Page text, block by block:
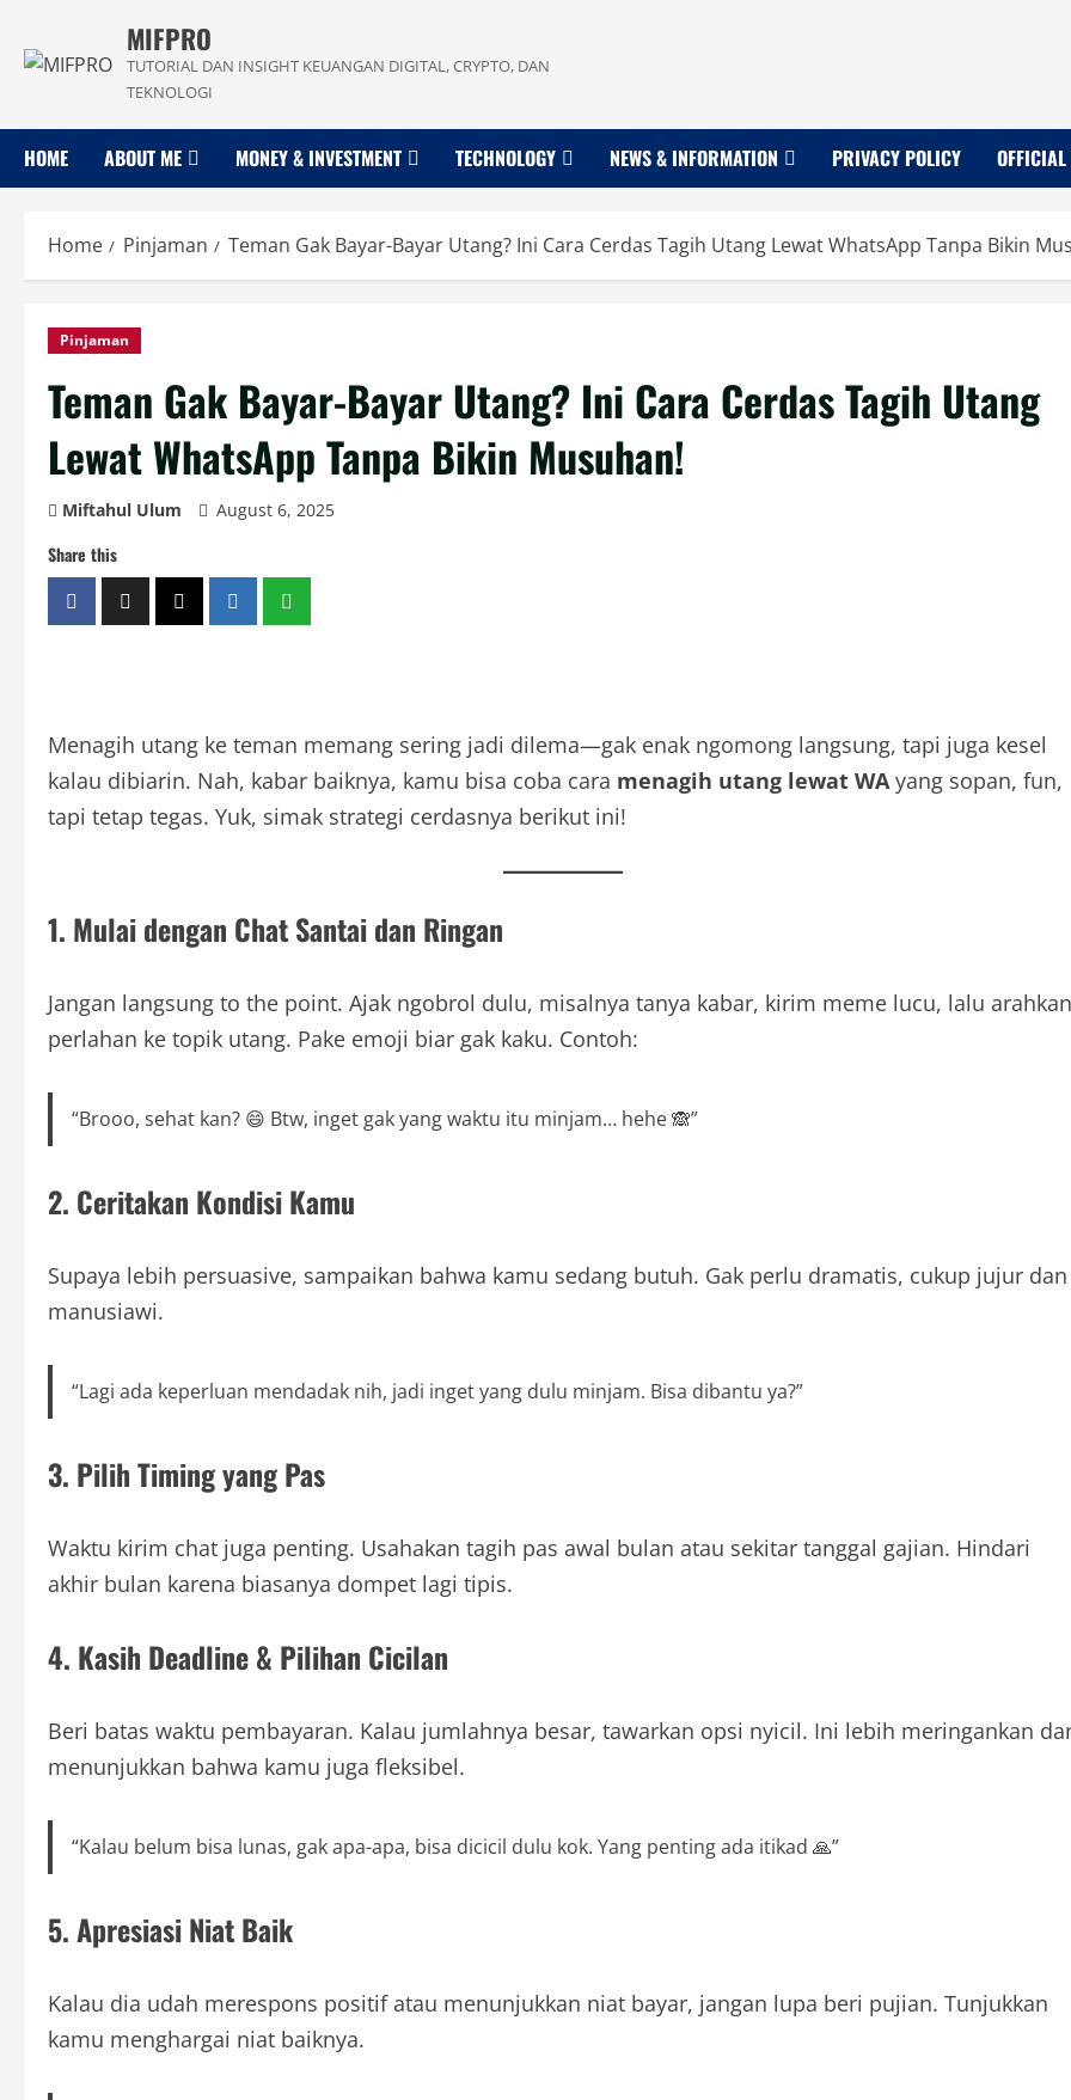
content
MIFPRO
TUTORIAL DAN INSIGHT KEUANGAN DIGITAL, CRYPTO, DAN
TEKNOLOGI
HOME ABOUT ME MONEY & INVESTMENT TECHNOLOGY NEWS & INFORMATION PRIVACY POLICY OFFICIAL
Home Pinjaman Teman Gak Bayar-Bayar Utang? Ini Cara Cerdas Tagih Utang Lewat WhatsApp Tanpa Bikin
Pinjaman
Teman Gak Bayar-Bayar Utang? Ini Cara Cerdas Tagih Utang
Lewat WhatsApp Tanpa Bikin Musuhan!
Miftahul Ulum August 6, 2025
Share this
Menagih utang ke teman memang sering jadi dilema—gak enak ngomong langsung, tapi juga kesel
kalau dibiarin. Nah, kabar baiknya, kamu bisa coba cara menagih utang lewat WAyang sopan, fun,
tapi tetap tegas. Yuk, simak strategi cerdasnya berikut ini!
1. Mulai dengan Chat Santai dan Ringan
Jangan langsung to the point. Ajak ngobrol dulu, misalnya tanya kabar, kirim meme lucu, lalu arahkan
perlahan ke topik utang. Pake emoji biar gak kaku. Contoh:
“Brooo, sehat kan? 😄 Btw, inget gak yang waktu itu minjam… hehe 🙈”
2. Ceritakan Kondisi Kamu
Supaya lebih persuasive, sampaikan bahwa kamu sedang butuh. Gak perlu dramatis, cukup jujur dan
manusiawi.
“Lagi ada keperluan mendadak nih, jadi inget yang dulu minjam. Bisa dibantu ya?”
3. Pilih Timing yang Pas
Waktu kirim chat juga penting. Usahakan tagih pas awal bulan atau sekitar tanggal gajian. Hindari
akhir bulan karena biasanya dompet lagi tipis.
4. Kasih Deadline & Pilihan Cicilan
Beri batas waktu pembayaran. Kalau jumlahnya besar, tawarkan opsi nyicil. Ini lebih meringankan
menunjukkan bahwa kamu juga fleksibel.
“Kalau belum bisa lunas, gak apa-apa, bisa dicicil dulu kok. Yang penting ada itikad 🙏”
5. Apresiasi Niat Baik
Kalau dia udah merespons positif atau menunjukkan niat bayar, jangan lupa beri pujian. Tunjukkan
kamu menghargai niat baiknya.